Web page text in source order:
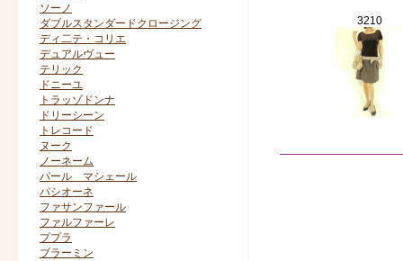
ソーノ
ダブルスタンダードクロージング
ディ二テ・コリエ
デュアルヴュー
テリック
ドニーユ
トラッゾドンナ
ドリーシーン
トレコード
ヌーク
ノーネーム
パール マシェール
パシオーネ
ファサンファール
ファルファーレ
ププラ
ブラーミン
3210